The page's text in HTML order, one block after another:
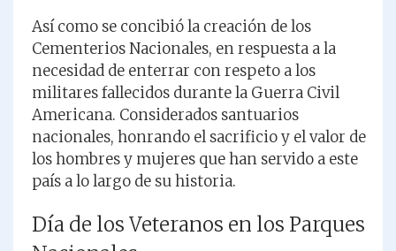
Así como se concibió la creación de los
Cementerios Nacionales, en respuesta a la
necesidad de enterrar con respeto a los
militares fallecidos durante la Guerra Civil
Americana. Considerados santuarios
nacionales, honrando el sacrificio y el valor de
los hombres y mujeres que han servido a este
país a lo largo de su historia.
Día de los Veteranos en los Parques